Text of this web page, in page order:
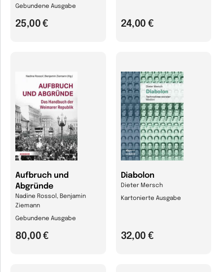
Gebundene Ausgabe
25,00 € 24,00 €
Aufbruch und
Abgründe
Nadine Rossol, Benjamin
Ziemann
Gebundene Ausgabe
80,00 €
Diabolon
Dieter Mersch
Kartonierte Ausgabe
32,00 €